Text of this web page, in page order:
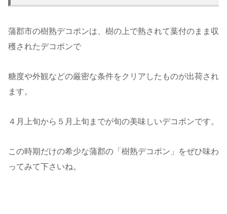
蒲郡市の樹熟デコポンは、樹の上で熟されて葉付のまま収
穫されたデコポンで
糖度や外観などの厳密な条件をクリアしたものが出荷され
ます。
４月上旬から５月上旬までが旬の美味しいデコポンです。
この時期だけの希少な蒲郡の「樹熟デコポン」をぜひ味わ
ってみて下さいね。